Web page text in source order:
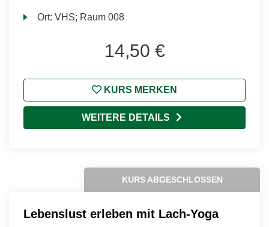
Ort:VHS; Raum 008
14,50 €
KURS MERKEN
WEITERE DETAILS
KURS ABGESCHLOSSEN
Lebenslust erleben mit Lach-Yoga